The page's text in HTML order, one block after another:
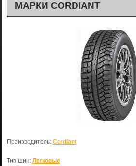
МАРКИ CORDIANT
Производитель: Cordiant
Тип шин: Легковые